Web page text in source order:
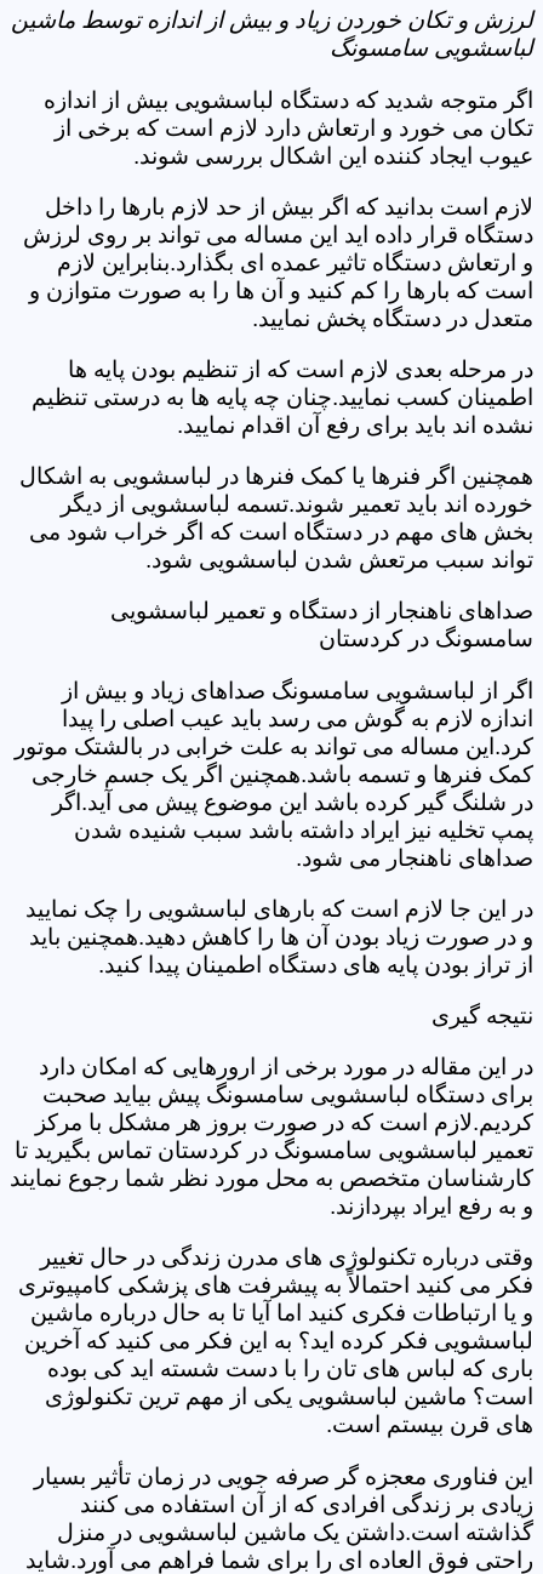
لرزش و تکان خوردن زیاد و بیش از اندازه توسط ماشین
لباسشویی سامسونگ
اگر متوجه شدید که دستگاه لباسشویی بیش از اندازه
تکان می خورد و ارتعاش دارد لازم است که برخی از
عیوب ایجاد کننده این اشکال بررسی شوند.
لازم است بدانید که اگر بیش از حد لازم بارها را داخل
دستگاه قرار داده اید این مساله می تواند بر روی لرزش
و ارتعاش دستگاه تاثیر عمده ای بگذارد.بنابراین لازم
است که بارها را کم کنید و آن ها را به صورت متوازن و
متعدل در دستگاه پخش نمایید.
در مرحله بعدی لازم است که از تنظیم بودن پایه ها
اطمینان کسب نمایید.چنان چه پایه ها به درستی تنظیم
نشده اند باید برای رفع آن اقدام نمایید.
همچنین اگر فنرها یا کمک فنرها در لباسشویی به اشکال
خورده اند باید تعمیر شوند.تسمه لباسشویی از دیگر
بخش های مهم در دستگاه است که اگر خراب شود می
تواند سبب مرتعش شدن لباسشویی شود.
صداهای ناهنجار از دستگاه و تعمیر لباسشویی
سامسونگ در کردستان
اگر از لباسشویی سامسونگ صداهای زیاد و بیش از
اندازه لازم به گوش می رسد باید عیب اصلی را پیدا
کرد.این مساله می تواند به علت خرابی در بالشتک موتور
کمک فنرها و تسمه باشد.همچنین اگر یک جسم خارجی
در شلنگ گیر کرده باشد این موضوع پیش می آید.اگر
پمپ تخلیه نیز ایراد داشته باشد سبب شنیده شدن
صداهای ناهنجار می شود.
در این جا لازم است که بارهای لباسشویی را چک نمایید
و در صورت زیاد بودن آن ها را کاهش دهید.همچنین باید
از تراز بودن پایه های دستگاه اطمینان پیدا کنید.
نتیجه گیری
در این مقاله در مورد برخی از ارورهایی که امکان دارد
برای دستگاه لباسشویی سامسونگ پیش بیاید صحبت
کردیم.لازم است که در صورت بروز هر مشکل با مرکز
تعمیر لباسشویی سامسونگ در کردستان تماس بگیرید تا
کارشناسان متخصص به محل مورد نظر شما رجوع نمایند
و به رفع ایراد بپردازند.
وقتی درباره تکنولوژی های مدرن زندگی در حال تغییر
فکر می کنید احتمالاً به پیشرفت های پزشکی کامپیوتری
و یا ارتباطات فکری کنید اما آیا تا به حال درباره ماشین
لباسشویی فکر کرده اید؟ به این فکر می کنید که آخرین
باری که لباس های تان را با دست شسته اید کی بوده
است؟ ماشین لباسشویی یکی از مهم ترین تکنولوژی
های قرن بیستم است.
این فناوری معجزه گر صرفه جویی در زمان تأثیر بسیار
زیادی بر زندگی افرادی که از آن استفاده می کنند
گذاشته است.داشتن یک ماشین لباسشویی در منزل
راحتی فوق العاده ای را برای شما فراهم می آورد.شاید